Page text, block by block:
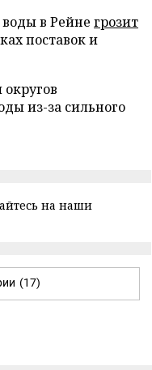
в Рейне грозит
поставок и
из-за сильного
на наши
(17)